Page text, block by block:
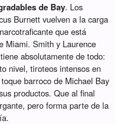
de Bay. Los
Burnett vuelven a la carga
que está
Miami. Smith y Laurence
absolutamente de todo:
nivel, tiroteos intensos en
barroco de Michael Bay
productos. Que al final
pero forma parte de la